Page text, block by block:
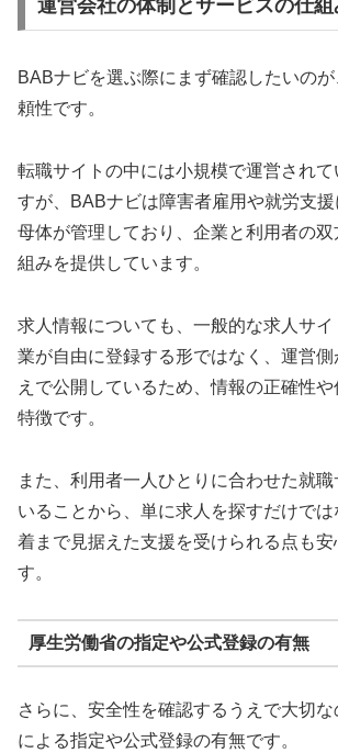
運営会社の体制とサービスの仕組
BABナビを選ぶ際にまず確認したいの
頼性です。
転職サイトの中には小規模で運営されて
すが、BABナビは障害者雇用や就労支
母体が管理しており、企業と利用者の
組みを提供しています。
求人情報についても、一般的な求人サ
業が自由に登録する形ではなく、運営側
えで公開しているため、情報の正確性
特徴です。
また、利用者一人ひとりに合わせた就
いることから、単に求人を探すだけで
着まで見据えた支援を受けられる点も安
す。
厚生労働省の指定や公式登録の有無
さらに、安全性を確認するうえで大切
による指定や公式登録の有無です。